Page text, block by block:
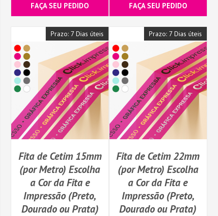
FAÇA SEU PEDIDO FAÇA SEU PEDIDO
Prazo: 7 Dias úteis
Fita de Cetim 15mm
(por Metro) Escolha
a Cor da Fita e
Impressão (Preto,
Dourado ou Prata)
Prazo: 7 Dias úteis
Fita de Cetim 22mm
(por Metro) Escolha
a Cor da Fita e
Impressão (Preto,
Dourado ou Prata)